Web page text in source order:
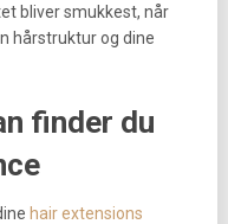
bliver smukkest, når
hårstruktur og dine
finder du
hair extensions